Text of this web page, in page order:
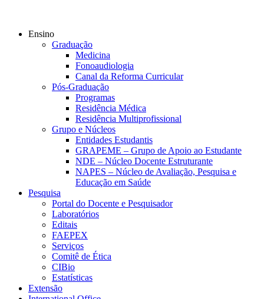
Ensino
Graduação
Medicina
Fonoaudiologia
Canal da Reforma Curricular
Pós-Graduação
Programas
Residência Médica
Residência Multiprofissional
Grupo e Núcleos
Entidades Estudantis
GRAPEME – Grupo de Apoio ao Estudante
NDE – Núcleo Docente Estruturante
NAPES – Núcleo de Avaliação, Pesquisa e
Educação em Saúde
Pesquisa
Portal do Docente e Pesquisador
Laboratórios
Editais
FAEPEX
Serviços
Comitê de Ética
CIBio
Estatísticas
Extensão